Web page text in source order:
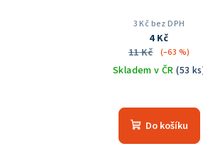
3 Kč bez DPH
4 Kč
11 Kč
(–63 %)
Skladem v ČR(53
hodnocení
produktu
Do košíku